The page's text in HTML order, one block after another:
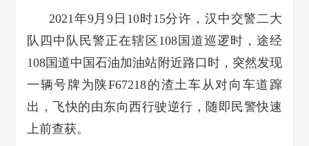
2021年9月9日10时15分许，汉中交警二大
队四中队民警正在辖区108国道巡逻时，途经
108国道中国石油加油站附近路口时，突然发现
一辆号牌为陕F67218的渣土车从对向车道蹿
出，飞快的由东向西行驶逆行，随即民警快速
上前查获。